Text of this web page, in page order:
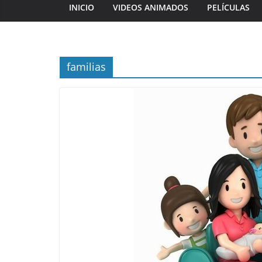
INICIO VIDEOS ANIMADOS PELÍCULAS
familias